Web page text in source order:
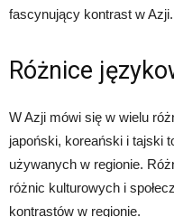
fascynujący kontrast w Azji.
Różnice
W Azji mówi się w wielu
japoński, koreański i tajski
używanych w regionie.
różnic kulturowych i
kontrastów w regionie.